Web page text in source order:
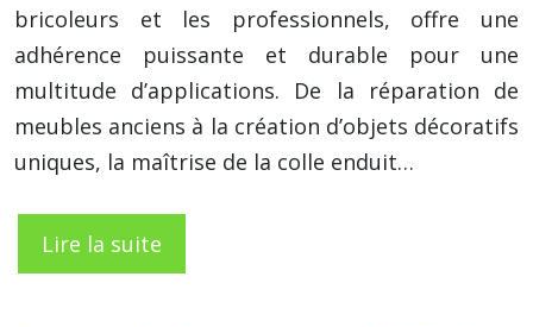
bricoleurs et les professionnels, offre une
adhérence puissante et durable pour une
multitude d’applications. De la réparation de
meubles anciens à la création d’objets décoratifs
uniques, la maîtrise de la colle enduit…
Lire la suite